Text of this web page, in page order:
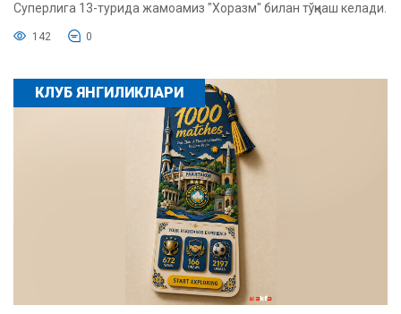
Суперлига 13-турида жамоамиз "Хоразм" билан тўқнаш келади.
142 0
КЛУБ ЯНГИЛИКЛАРИ